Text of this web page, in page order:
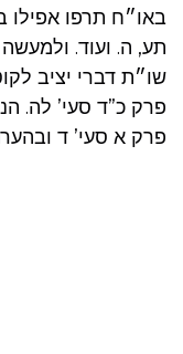
באו״ח תרפו אפילו
תע, ה. ועוד.
שו״ת דברי יציב
פרק כ”ד סעי’ לה.
פרק א סעי’ ד